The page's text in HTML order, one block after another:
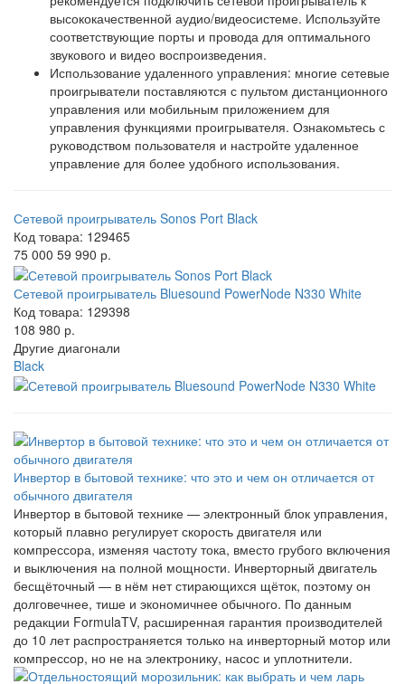
высококачественной аудио/видеосистеме. Используйте
соответствующие порты и провода для оптимального
звукового и видео воспроизведения.
Использование удаленного управления: многие сетевые
проигрыватели поставляются с пультом дистанционного
управления или мобильным приложением для
управления функциями проигрывателя. Ознакомьтесь с
руководством пользователя и настройте удаленное
управление для более удобного использования.
Сетевой проигрыватель Sonos Port Black
Код товара: 129465
75 000 59 990 р.
Сетевой проигрыватель Bluesound PowerNode N330 White
Код товара: 129398
108 980 р.
Другие диагонали
Black
Инвертор в бытовой технике: что это и чем он отличается от
обычного двигателя
Инвертор в бытовой технике — электронный блок управления,
который плавно регулирует скорость двигателя или
компрессора, изменяя частоту тока, вместо грубого включения
и выключения на полной мощности. Инверторный двигатель
бесщёточный — в нём нет стирающихся щёток, поэтому он
долговечнее, тише и экономичнее обычного. По данным
редакции FormulaTV, расширенная гарантия производителей
до 10 лет распространяется только на инверторный мотор или
компрессор, но не на электронику, насос и уплотнители.